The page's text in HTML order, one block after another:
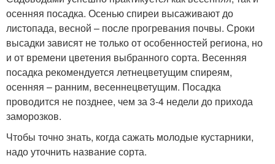
осенняя посадка. Осенью спиреи высаживают до
листопада, весной – после прогревания почвы. Сроки
высадки зависят не только от особенностей региона, но
и от времени цветения выбранного сорта. Весенняя
посадка рекомендуется летнецветущим спиреям,
осенняя – ранним, весеннецветущим. Посадка
проводится не позднее, чем за 3-4 недели до прихода
заморозков.
Чтобы точно знать, когда сажать молодые кустарники,
надо уточнить название сорта.